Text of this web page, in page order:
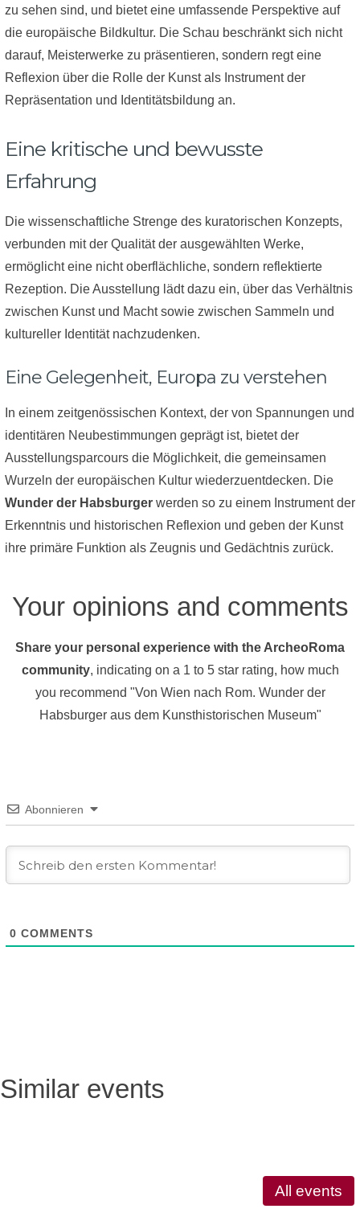
zu sehen sind, und bietet eine umfassende Perspektive auf
die europäische Bildkultur. Die Schau beschränkt sich nicht
darauf, Meisterwerke zu präsentieren, sondern regt eine
Reflexion über die Rolle der Kunst als Instrument der
Repräsentation und Identitätsbildung an.
Eine kritische und bewusste
Erfahrung
Die wissenschaftliche Strenge des kuratorischen Konzepts,
verbunden mit der Qualität der ausgewählten Werke,
ermöglicht eine nicht oberflächliche, sondern reflektierte
Rezeption. Die Ausstellung lädt dazu ein, über das Verhältnis
zwischen Kunst und Macht sowie zwischen Sammeln und
kultureller Identität nachzudenken.
Eine Gelegenheit, Europa zu verstehen
In einem zeitgenössischen Kontext, der von Spannungen und
identitären Neubestimmungen geprägt ist, bietet der
Ausstellungsparcours die Möglichkeit, die gemeinsamen
Wurzeln der europäischen Kultur wiederzuentdecken. Die
Wunder der Habsburger werden so zu einem Instrument der
Erkenntnis und historischen Reflexion und geben der Kunst
ihre primäre Funktion als Zeugnis und Gedächtnis zurück.
Your opinions and comments
Share your personal experience with the ArcheoRoma
community, indicating on a 1 to 5 star rating, how much
you recommend "Von Wien nach Rom. Wunder der
Habsburger aus dem Kunsthistorischen Museum"
Abonnieren
0 COMMENTS
Similar events
All events